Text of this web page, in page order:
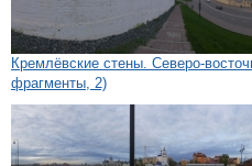
Кремлёвские стены. Северо-
фрагменты, 2)